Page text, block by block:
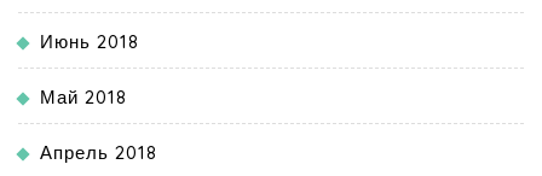
Июнь 2018
Май 2018
Апрель 2018